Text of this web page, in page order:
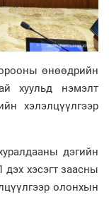
өнөөдрийн
хуульд нэмэлт
хэлэлцүүлгээр
дэгийн
дэх хэсэгт заасны
олонхын